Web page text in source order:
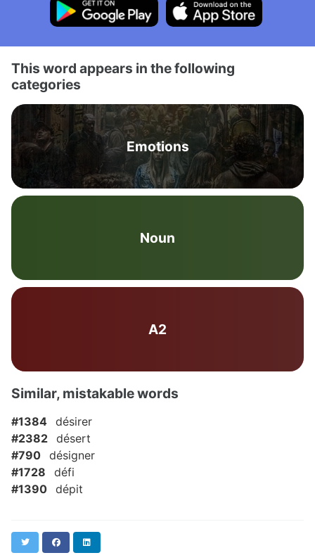
This word appears in the following
categories
Emotions
Noun
A2
Similar, mistakable words
#1384 désirer
#2382 désert
#790 désigner
#1728
défi
#1390 dépit
Twitter Facebook